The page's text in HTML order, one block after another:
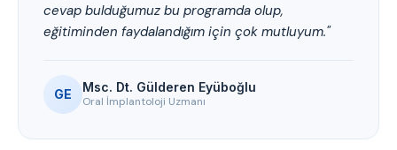
cevap bulduğumuz bu programda olup,
eğitiminden faydalandığım için çok mutluyum."
GE Msc. Dt. Gülderen Eyüboğlu
Oral İmplantoloji Uzmanı